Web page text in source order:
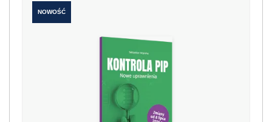
NOWOŚĆ